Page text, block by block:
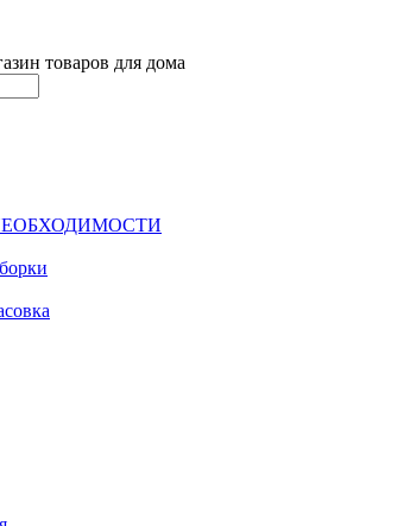
товаров для дома